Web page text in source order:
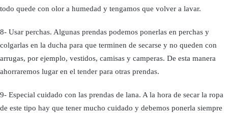
todo quede con olor a humedad y tengamos que volver a lavar.
8- Usar perchas. Algunas prendas podemos ponerlas en perchas y
colgarlas en la ducha para que terminen de secarse y no queden con
arrugas, por ejemplo, vestidos, camisas y camperas. De esta manera
ahorraremos lugar en el tender para otras prendas.
9- Especial cuidado con las prendas de lana. A la hora de secar la ropa
de este tipo hay que tener mucho cuidado y debemos ponerla siempre